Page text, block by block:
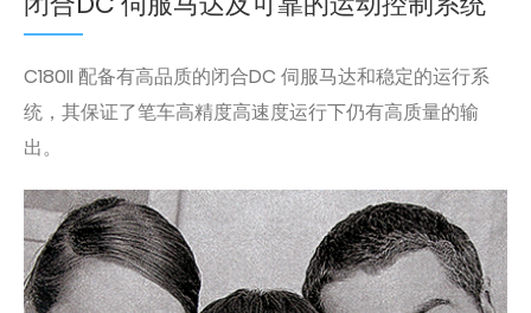
C180II 配备有高品质的闭合DC 伺服马达和稳定的运行系
统，其保证了笔车高精度高速度运行下仍有高质量的输
出。